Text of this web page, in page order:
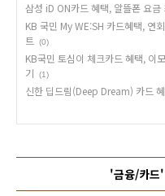
삼성 iD ON카드 혜택, 알뜰폰 요금
KB 국민 My WE:SH 카드혜택, 연
트
(0)
KB국민 토심이 체크카드 혜택, 이
기
(1)
신한 딥드림(Deep Dream) 카드
'금융/카드'